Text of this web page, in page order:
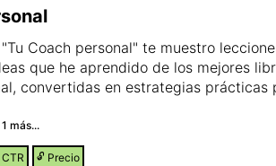
Coach personal" te muestro
que he aprendido de los mejores
convertidas en estrategias prácticas
1 más...
CTR 🔓 Precio